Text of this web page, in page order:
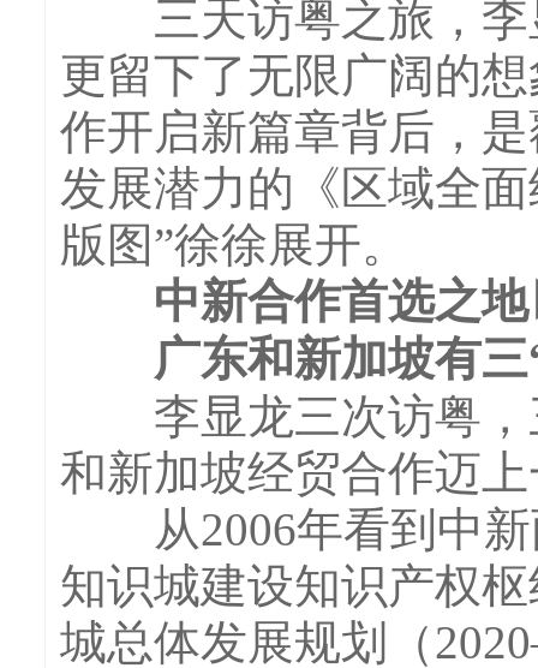
三天访粤之旅，李
更留下了无限广阔的
作开启新篇章背后，
发展潜力的《区域全
版图”徐徐展开。
中新合作首选之
广东和新加坡有三
李显龙三次访粤，
和新加坡经贸合作迈
从2006年看到中新
知识城建设知识产权
城总体发展规划（